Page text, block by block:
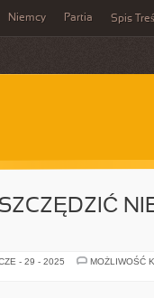
Niemcy Partia Spis
- 29 - 2025
MOŻLIWOŚĆ